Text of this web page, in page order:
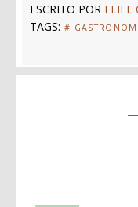
ESCRITO POR ELIEL
TAGS: #